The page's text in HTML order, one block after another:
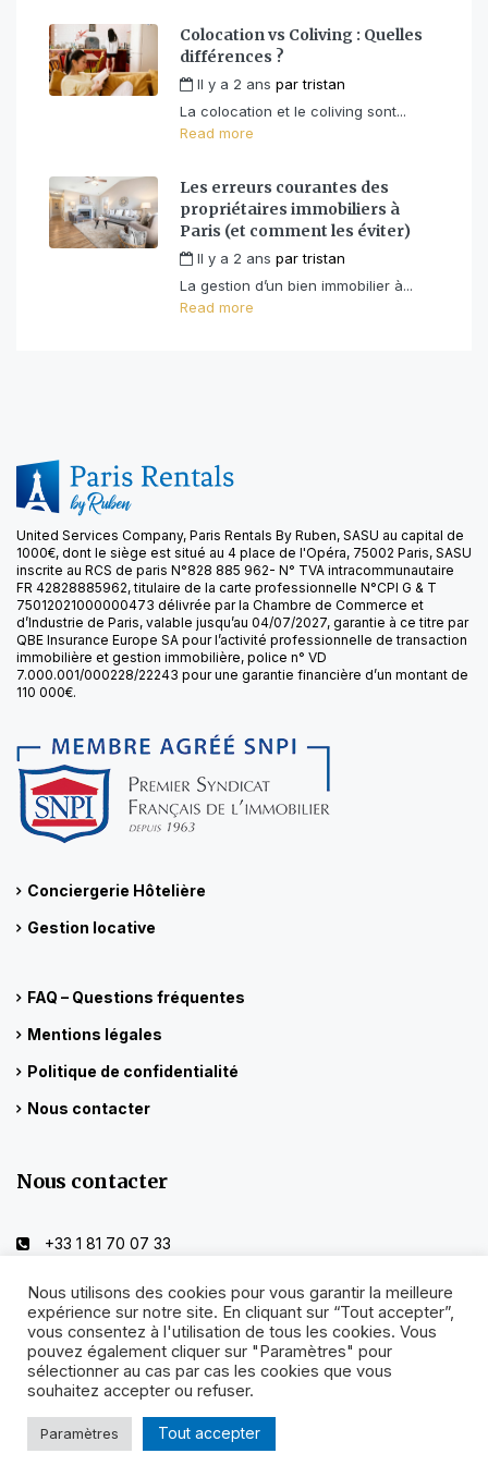
Colocation vs Coliving : Quelles
différences ?
Il y a 2 ans partristan
La colocation et le coliving sont...
Read more
Les erreurs courantes des
propriétaires immobiliers à
Paris (et comment les éviter)
Il y a 2 ans partristan
La gestion d’un bien immobilier à...
Read more
United Services Company, Paris Rentals By Ruben, SASU au capital de
1000€, dont le siège est situé au 4 place de l'Opéra, 75002 Paris, SASU
inscrite au RCS de paris N°828 885 962- N° TVA intracommunautaire
FR 42828885962, titulaire de la carte professionnelle N°CPI G & T
75012021000000473 délivrée par la Chambre de Commerce et
d’Industrie de Paris, valable jusqu’au 04/07/2027, garantie à ce titre par
QBE Insurance Europe SA pour l’activité professionnelle de transaction
immobilière et gestion immobilière, police n° VD
7.000.001/000228/22243 pour une garantie financière d’un montant de
110 000€.
Conciergerie Hôtelière
Gestion locative
FAQ – Questions fréquentes
Mentions légales
Politique de confidentialité
Nous contacter
Nous contacter
+33 1 81 70 07 33
info@parisrentalsbyruben.com
Paris Rentals by Ruben est une marque déposée du groupe
USC Groupe-Immobilier
Nous utilisons des cookies pour vous garantir la meilleure
expérience sur notre site. En cliquant sur “Tout accepter”,
vous consentez à l'utilisation de tous les cookies. Vous
pouvez également cliquer sur "Paramètres" pour
sélectionner au cas par cas les cookies que vous
souhaitez accepter ou refuser.
Paramètres Tout accepter